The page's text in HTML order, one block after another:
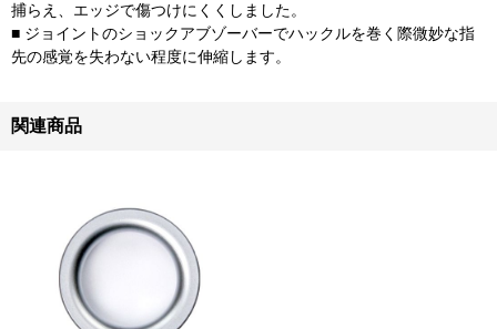
捕らえ、エッジで傷つけにくくしました。
■ ジョイントのショックアブゾーバーでハックルを巻く際微妙な指
先の感覚を失わない程度に伸縮します。
関連商品